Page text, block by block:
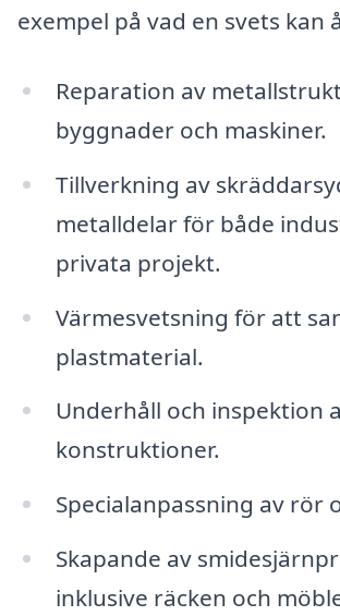
exempel på vad en svets kan
Reparation av
byggnader och maskiner.
Tillverkning av
metalldelar för både
privata projekt.
Värmesvetsning för att
plastmaterial.
Underhåll och inspektion
konstruktioner.
Specialanpassning av rör
Skapande av
inklusive räcken och